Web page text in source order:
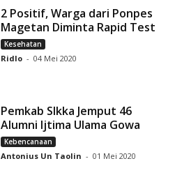
2 Positif, Warga dari Ponpes
Magetan Diminta Rapid Test
Kesehatan
Ridlo - 04 Mei 2020
Pemkab SIkka Jemput 46
Alumni Ijtima Ulama Gowa
Kebencanaan
Antonius Un Taolin - 01 Mei 2020